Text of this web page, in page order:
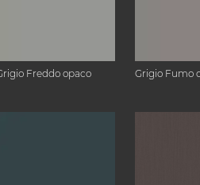
Freddo opaco Grigio Fumo